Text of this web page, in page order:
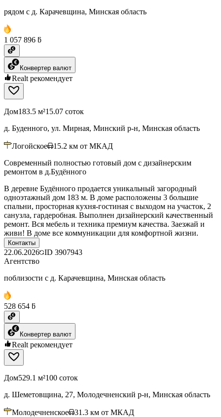
рядом с д. Карачевщина, Минская область
1 057 896 ƃ
Конвертер валют
Realt рекомендует
Дом183.5 м²15.07 соток
д. Буденного, ул. Мирная, Минский р-н, Минская область
Логойское 15.2 км от МКАД
Современный полностью готовый дом с дизайнерским
ремонтом в д.Будённого
В деревне Будённого продается уникальный загородный
одноэтажный дом 183 м. В доме расположены 3 большие
спальни, просторная кухня-гостиная с выходом на участок, 2
санузла, гардеробная. Выполнен дизайнерский качественный
ремонт. Вся мебель и техника премиум качества. Заезжай и
живи! В доме все коммуникации для комфортной жизни.
Контакты
22.06.2026 ID 3907943
Агентство
поблизости с д. Карачевщина, Минская область
528 654 ƃ
Конвертер валют
Realt рекомендует
Дом529.1 м²100 соток
д. Шеметовщина, 27, Молодечненский р-н, Минская область
Молодечненское 31.3 км от МКАД